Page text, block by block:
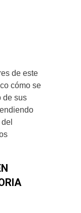
de este
cómo se
de sus